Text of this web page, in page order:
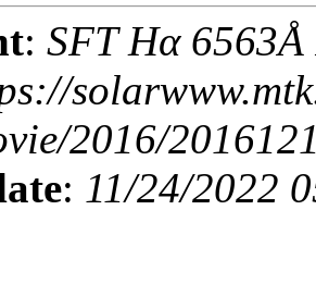
: SFT Hα
2016/
: 11/24/2022